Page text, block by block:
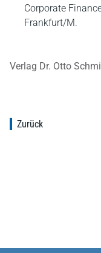
Corporate
Frankfurt/M.
Verlag Dr. Otto
Zurück